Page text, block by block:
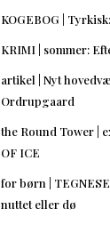
KOGEBOG |
KRIMI | sommer:
artikel | Nyt
Ordrupgaard
the Round Tower |
OF ICE
for børn |
nuttet eller dø